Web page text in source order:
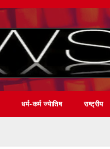
धर्म-कर्म ज्येातिष राष्ट्रीय